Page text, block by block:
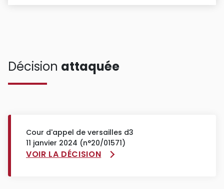
Décision attaquée
Cour d'appel de versailles d3
11 janvier 2024 (n°20/01571)
VOIR LA DÉCISION